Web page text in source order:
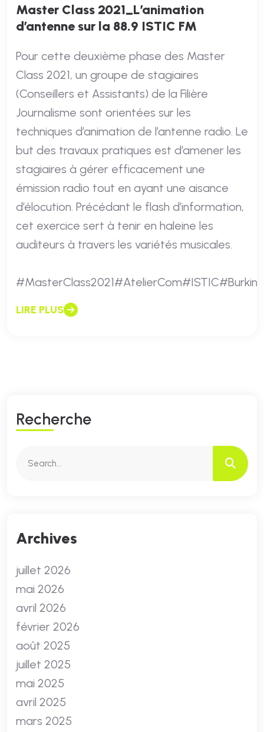
Master Class 2021_L’animation
d’antenne sur la 88.9 ISTIC FM
Pour cette deuxième phase des Master
Class 2021, un groupe de stagiaires
(Conseillers et Assistants) de la Filière
Journalisme sont orientées sur les
techniques d’animation de l’antenne radio. Le
but des travaux pratiques est d’amener les
stagiaires à gérer efficacement une
émission radio tout en ayant une aisance
d’élocution. Précédant le flash d’information,
cet exercice sert à tenir en haleine les
auditeurs à travers les variétés musicales.
LIRE PLUS
RECHERCHE
Archives
juillet 2026
mai 2026
avril 2026
février 2026
août 2025
juillet 2025
mai 2025
avril 2025
mars 2025